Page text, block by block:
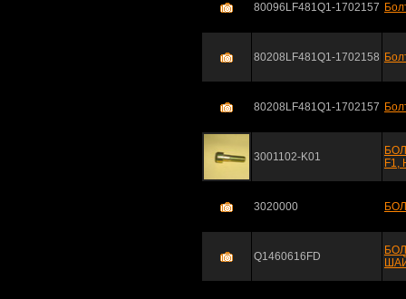
80096LF481Q1-1702157
80208LF481Q1-1702158
80208LF481Q1-1702157
3001102-K01
F1,
3020000
Q1460616FD